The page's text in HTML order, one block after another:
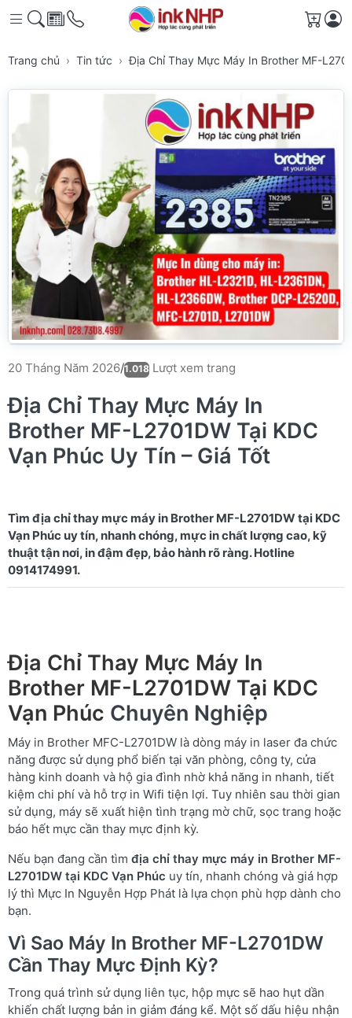
Giỏ
Trang chủ Tin tức Địa Chỉ Thay Mực Máy In Brother MF-
20 Tháng Năm 2026/1.018 Lượt xem trang
Địa Chỉ Thay Mực Máy In
Brother MF-L2701DW Tại KDC
Vạn Phúc Uy Tín – Giá Tốt
Tìm địa chỉ thay mực máy in Brother MF-L2701DW tại KDC
Vạn Phúc uy tín, nhanh chóng, mực in chất lượng cao, kỹ
thuật tận nơi, in đậm đẹp, bảo hành rõ ràng. Hotline
Địa Chỉ Thay Mực Máy In
Brother MF-L2701DW Tại KDC
Vạn Phúc Chuyên Nghiệp
Máy in Brother MFC-L2701DW là dòng máy in laser đa chức
năng được sử dụng phổ biến tại văn phòng, công ty, cửa
hàng kinh doanh và hộ gia đình nhờ khả năng in nhanh, tiết
kiệm chi phí và hỗ trợ in Wifi tiện lợi. Tuy nhiên sau thời gian
sử dụng, máy sẽ xuất hiện tình trạng mờ chữ, sọc trang hoặc
báo hết mực cần thay mực định kỳ.
Nếu bạn đang cần tìm địa chỉ thay mực máy in Brother MF-
L2701DW tại KDC Vạn Phúc uy tín, nhanh chóng và giá hợp
lý thì Mực In Nguyễn Hợp Phát là lựa chọn phù hợp dành cho
bạn.
Vì Sao Máy In Brother MF-L2701DW
Cần Thay Mực Định Kỳ?
Trong quá trình sử dụng liên tục, hộp mực sẽ hao hụt dần
khiến chất lượng bản in giảm đáng kể. Một số dấu hiệu nhận